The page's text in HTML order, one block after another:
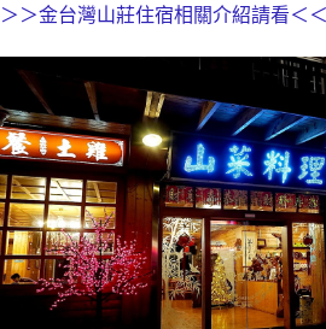
＞＞金台灣山莊住宿相關介紹請看＜＜